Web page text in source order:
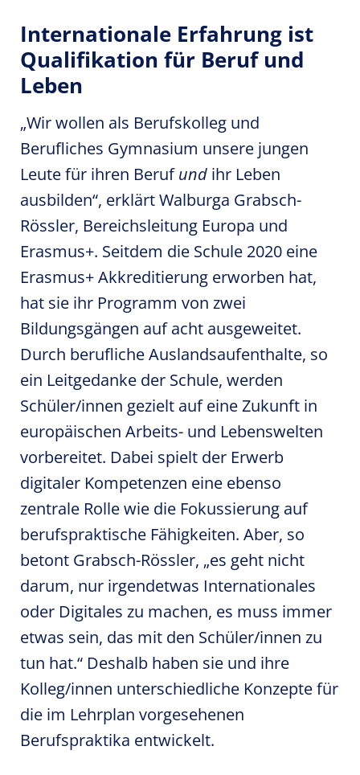
Internationale Erfahrung ist
Qualifikation für Beruf und
Leben
„Wir wollen als Berufskolleg und
Berufliches Gymnasium unsere jungen
Leute für ihren Berufund ihr Leben
ausbilden“, erklärt Walburga Grabsch-
Rössler, Bereichsleitung Europa und
Erasmus+. Seitdem die Schule 2020 eine
Erasmus+ Akkreditierung erworben hat,
hat sie ihr Programm von zwei
Bildungsgängen auf acht ausgeweitet.
Durch berufliche Auslandsaufenthalte, so
ein Leitgedanke der Schule, werden
Schüler/innen gezielt auf eine Zukunft in
europäischen Arbeits- und Lebenswelten
vorbereitet. Dabei spielt der Erwerb
digitaler Kompetenzen eine ebenso
zentrale Rolle wie die Fokussierung auf
berufspraktische Fähigkeiten. Aber, so
betont Grabsch-Rössler, „es geht nicht
darum, nur irgendetwas Internationales
oder Digitales zu machen, es muss immer
etwas sein, das mit den Schüler/innen zu
tun hat.“ Deshalb haben sie und ihre
Kolleg/innen unterschiedliche Konzepte für
die im Lehrplan vorgesehenen
Berufspraktika entwickelt.